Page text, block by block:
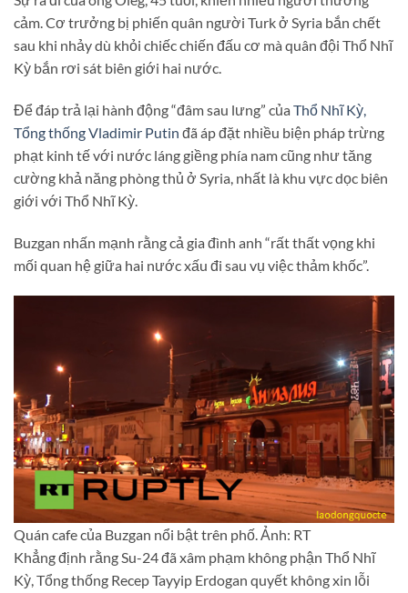
cảm. Cơ trưởng bị phiến quân người Turk ở Syria bắn chết
sau khi nhảy dù khỏi chiếc chiến đấu cơ mà quân đội Thổ Nhĩ
Kỳ bắn rơi sát biên giới hai nước.
Để đáp trả lại hành động “đâm sau lưng” của Thổ Nhĩ Kỳ,
Tổng thống Vladimir Putin đã áp đặt nhiều biện pháp trừng
phạt kinh tế với nước láng giềng phía nam cũng như tăng
cường khả năng phòng thủ ở Syria, nhất là khu vực dọc biên
giới với Thổ Nhĩ Kỳ.
Buzgan nhấn mạnh rằng cả gia đình anh “rất thất vọng khi
mối quan hệ giữa hai nước xấu đi sau vụ việc thảm khốc”.
Quán cafe của Buzgan nổi bật trên phố. Ảnh: RT
Khẳng định rằng Su-24 đã xâm phạm không phận Thổ Nhĩ
Kỳ, Tổng thống Recep Tayyip Erdogan quyết không xin lỗi